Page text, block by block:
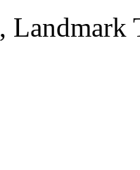
Landmark